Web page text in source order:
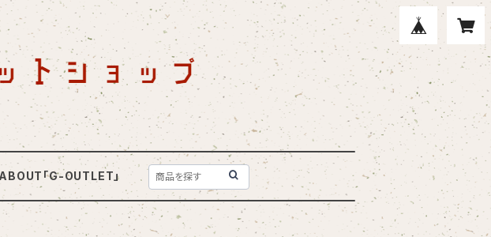
ABOUT「G-OUTLET」